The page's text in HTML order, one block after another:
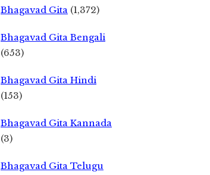
Bhagavad Gita (1,372)
Bhagavad Gita Bengali
(653)
Bhagavad Gita Hindi
(153)
Bhagavad Gita Kannada
(3)
Bhagavad Gita Telugu